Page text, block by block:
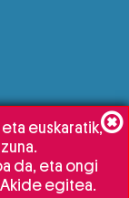
euskaratik,
da, eta ongi
egitea.